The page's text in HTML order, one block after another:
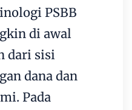
PSBB
di awal
dari sisi
dana dan
Pada